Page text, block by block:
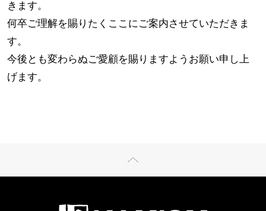
きます。
何卒ご理解を賜りたくここにご案内させていただきま
す。
今後とも変わらぬご愛顧を賜りますようお願い申し上
げます。